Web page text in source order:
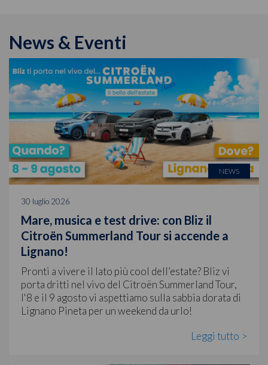
News & Eventi
NEWS
30 luglio 2026
Mare, musica e test drive: con Bliz il
Citroën Summerland Tour si accende a
Lignano!
Pronti a vivere il lato più cool dell’estate? Bliz vi
porta dritti nel vivo del Citroën Summerland Tour,
l'8 e il 9 agosto vi aspettiamo sulla sabbia dorata di
Lignano Pineta per un weekend da urlo!
Leggi tutto >